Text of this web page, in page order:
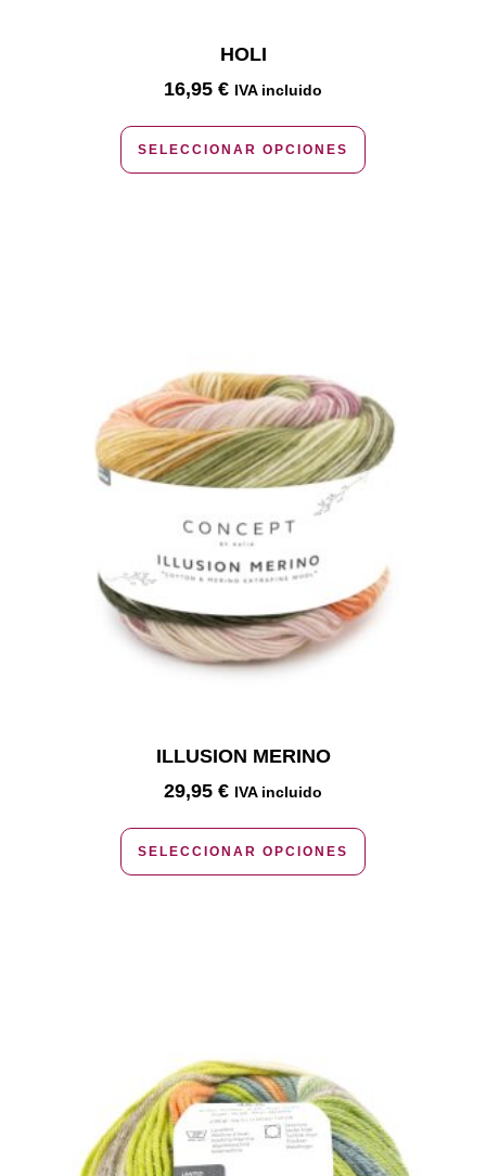
HOLI
16,95 € IVA incluido
SELECCIONAR OPCIONES
ILLUSION MERINO
29,95 € IVA incluido
SELECCIONAR OPCIONES